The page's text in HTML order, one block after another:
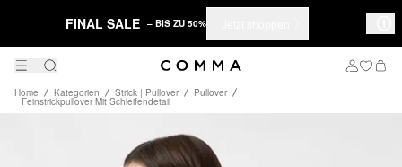
FINAL SALE – BIS ZU 50%
Home Kategorien Strick | Pullover Pullover
Feinstrickpullover Mit Schleifendetail